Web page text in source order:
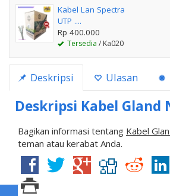
Kabel Lan Spectra
UTP ....
Rp 400.000
Tersedia / Ka020
Deskripsi Ulasan
Deskripsi Kabel Gland
Bagikan informasi tentang Kabel
teman atau kerabat Anda.